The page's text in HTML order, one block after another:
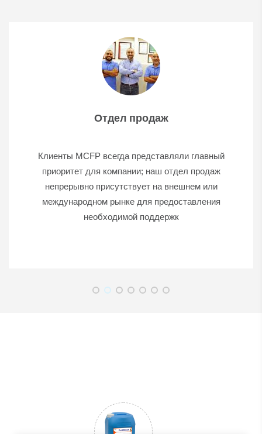
Отдел продаж
Клиенты MCFP всегда представляли главный
приоритет для компании; наш отдел продаж
непрерывно присутствует на внешнем или
международном рынке для предоставления
необходимой поддержк